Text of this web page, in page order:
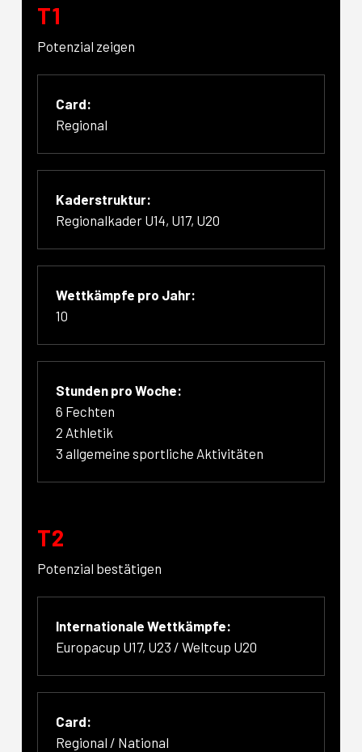
T1
Potenzial zeigen
Card:
Regional
Kaderstruktur:
Regionalkader U14, U17, U20
Wettkämpfe pro Jahr:
10
Stunden pro Woche:
6 Fechten
2 Athletik
3 allgemeine sportliche Aktivitäten
T2
Potenzial bestätigen
Internationale Wettkämpfe:
Europacup U17, U23 / Weltcup U20
Card:
Regional / National